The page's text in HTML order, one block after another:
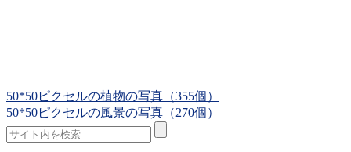
50*50ピクセルの植物の写真（355個）
50*50ピクセルの風景の写真（270個）